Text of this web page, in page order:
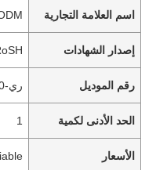
اسم العلامة التجارية
إصدار الشهادات
رقم الموديل ري-10بي إتش-11
الحد الأدنى لكمية 1
الأسعار